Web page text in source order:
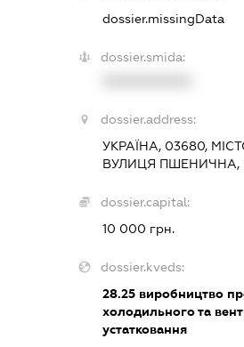
dossier.missingData
dossier.smida:
dossier.address:
УКРАЇНА, 03680,
ВУЛИЦЯ ПШЕНИЧНА,
dossier.capital:
10 000 грн.
dossier.kveds:
28.25виробництво
холодильного та
устатковання